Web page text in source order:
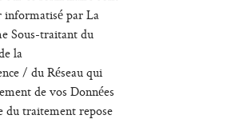
informatisé par La
Sous-traitant du
la
/ du Réseau qui
de vos Données
du traitement repose